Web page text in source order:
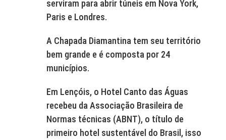
serviram para abrir túneis em Nova York,
Paris e Londres.
A Chapada Diamantina tem seu território
bem grande e é composta por 24
municípios.
Em Lençóis, o Hotel Canto das Águas
recebeu da Associação Brasileira de
Normas técnicas (ABNT), o título de
primeiro hotel sustentável do Brasil, isso